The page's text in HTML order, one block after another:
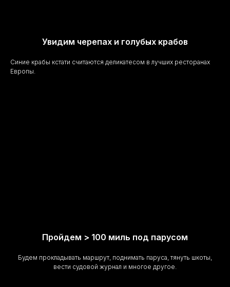
Увидим черепах и голубых крабов
Синие крабы кстати считаются деликатесом в лучших ресторанах
Европы.
Пройдем > 100 миль под парусом
Будем прокладывать маршрут, поднимать паруса, тянуть шкоты,
вести судовой журнал и многое другое.